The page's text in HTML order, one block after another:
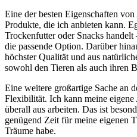
Eine der besten Eigenschaften‍
Produkte, die⁤ ich anbieten kann.
Trockenfutter oder​ Snacks
die passende‍ Option. Darüber
höchster Qualität und⁤ aus
sowohl den Tieren als​ auch ihren
Eine⁣ weitere großartige Sache an
⁣Flexibilität. Ich ‍kann⁤ meine
überall aus arbeiten. ⁣Das ist
genügend Zeit⁣ für meine eigenen
Träume⁣ habe.